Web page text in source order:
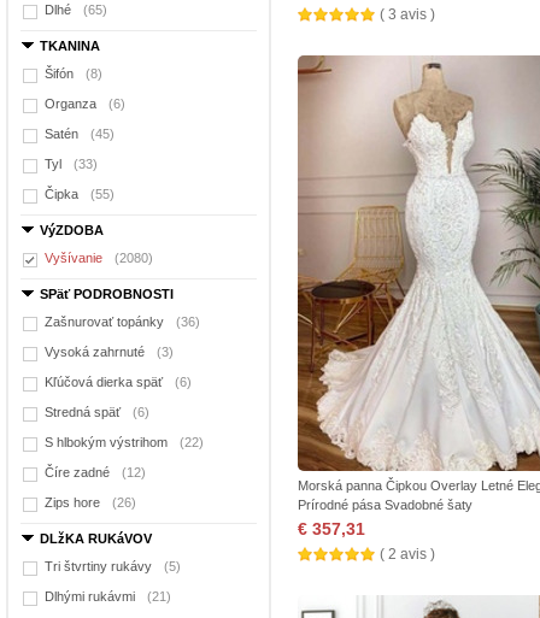
Dlhé (65)
TKANINA
Šifón
(8)
Organza (6)
Satén (45)
Tyl (33)
Čipka (55)
VýZDOBA
Vyšívanie
(2080)
SPäť PODROBNOSTI
Zašnurovať topánky
(36)
Vysoká zahrnuté (3)
Kľúčová dierka späť (6)
Stredná späť (6)
S hlbokým výstrihom (22)
Číre zadné (12)
Zips hore (26)
DLžKA RUKáVOV
Tri štvrtiny rukávy
(5)
Dlhými rukávmi (21)
( 3 avis )
Morská panna Čipkou Overlay Letné
Prírodné pása Svadobné šaty
€ 357,31
( 2 avis )